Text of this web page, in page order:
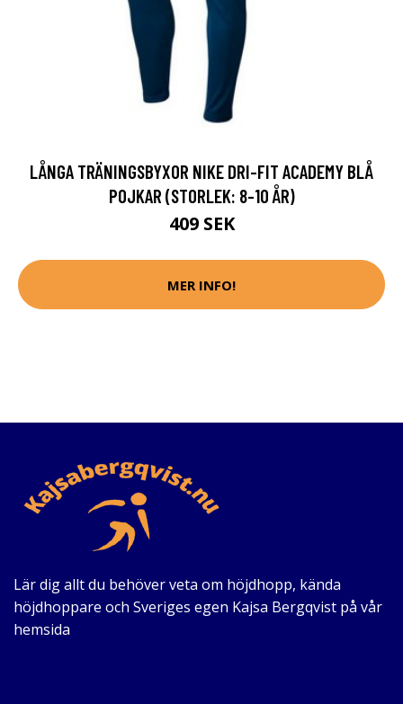
LÅNGA TRÄNINGSBYXOR NIKE DRI-FIT ACADEMY BLÅ
POJKAR (STORLEK: 8-10 ÅR)
409 SEK
MER INFO!
Lär dig allt du behöver veta om höjdhopp, kända
höjdhoppare och Sveriges egen Kajsa Bergqvist på vår
hemsida